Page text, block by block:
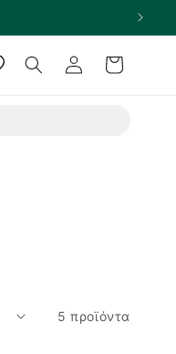
Σύνδεση Καλάθι
5 προϊόντα